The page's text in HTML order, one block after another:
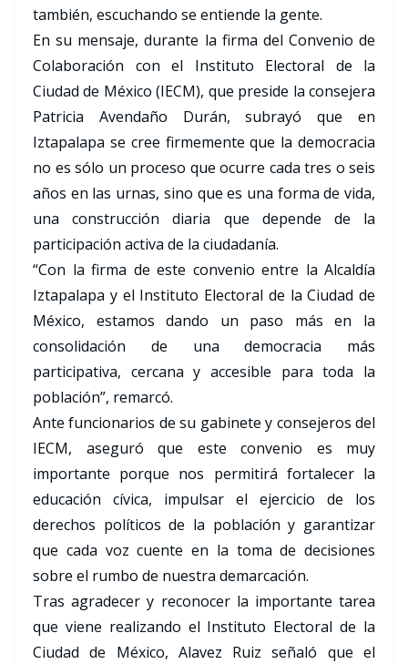
también, escuchando se entiende la gente.
En su mensaje, durante la firma del Convenio de
Colaboración con el Instituto Electoral de la
Ciudad de México (IECM), que preside la consejera
Patricia Avendaño Durán, subrayó que en
Iztapalapa se cree firmemente que la democracia
no es sólo un proceso que ocurre cada tres o seis
años en las urnas, sino que es una forma de vida,
una construcción diaria que depende de la
participación activa de la ciudadanía.
“Con la firma de este convenio entre la Alcaldía
Iztapalapa y el Instituto Electoral de la Ciudad de
México, estamos dando un paso más en la
consolidación de una democracia más
participativa, cercana y accesible para toda la
población”, remarcó.
Ante funcionarios de su gabinete y consejeros del
IECM, aseguró que este convenio es muy
importante porque nos permitirá fortalecer la
educación cívica, impulsar el ejercicio de los
derechos políticos de la población y garantizar
que cada voz cuente en la toma de decisiones
sobre el rumbo de nuestra demarcación.
Tras agradecer y reconocer la importante tarea
que viene realizando el Instituto Electoral de la
Ciudad de México, Alavez Ruiz señaló que el